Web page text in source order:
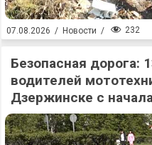
07.08.2026 / Новости / 232
Безопасная дорога:
водителей
Дзержинске с